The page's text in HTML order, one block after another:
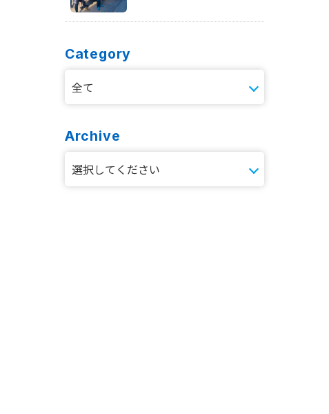
Category
Archive